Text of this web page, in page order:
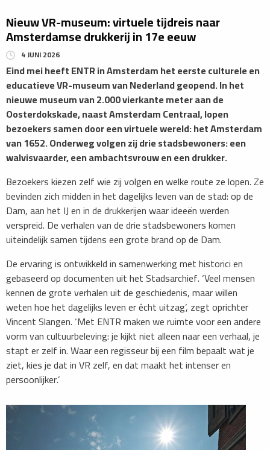
Nieuw VR-museum: virtuele tijdreis naar
Amsterdamse drukkerij in 17e eeuw
4 JUNI 2026
Eind mei heeft ENTR in Amsterdam het eerste culturele en
educatieve VR-museum van Nederland geopend. In het
nieuwe museum van 2.000 vierkante meter aan de
Oosterdokskade, naast Amsterdam Centraal, lopen
bezoekers samen door een virtuele wereld: het Amsterdam
van 1652. Onderweg volgen zij drie stadsbewoners: een
walvisvaarder, een ambachtsvrouw en een drukker.
Bezoekers kiezen zelf wie zij volgen en welke route ze lopen. Ze
bevinden zich midden in het dagelijks leven van de stad: op de
Dam, aan het IJ en in de drukkerijen waar ideeën werden
verspreid. De verhalen van de drie stadsbewoners komen
uiteindelijk samen tijdens een grote brand op de Dam.
De ervaring is ontwikkeld in samenwerking met historici en
gebaseerd op documenten uit het Stadsarchief. ‘Veel mensen
kennen de grote verhalen uit de geschiedenis, maar willen
weten hoe het dagelijks leven er écht uitzag’, zegt oprichter
Vincent Slangen. ‘Met ENTR maken we ruimte voor een andere
vorm van cultuurbeleving: je kijkt niet alleen naar een verhaal, je
stapt er zelf in. Waar een regisseur bij een film bepaalt wat je
ziet, kies je dat in VR zelf, en dat maakt het intenser en
persoonlijker.’